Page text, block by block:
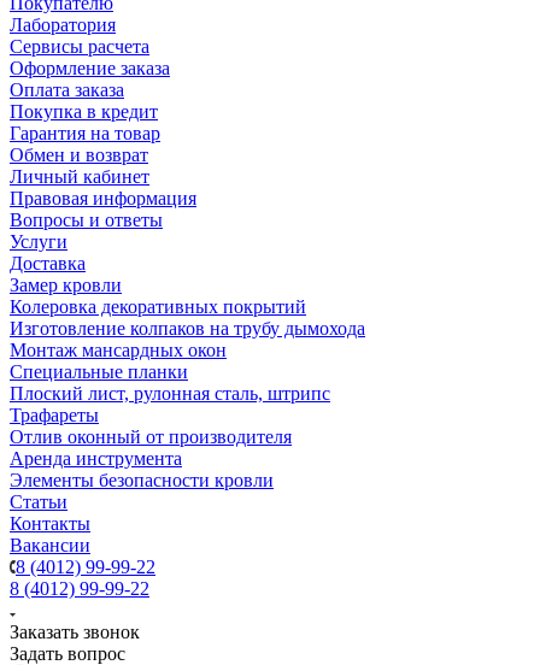
Лаборатория
Сервисы расчета
Оформление заказа
Оплата заказа
Покупка в кредит
Гарантия на товар
Обмен и возврат
Личный кабинет
Правовая информация
Вопросы и ответы
Услуги
Доставка
Замер кровли
Колеровка декоративных покрытий
Изготовление колпаков на трубу дымохода
Монтаж мансардных окон
Специальные планки
Плоский лист, рулонная сталь, штрипс
Трафареты
Отлив оконный от производителя
Аренда инструмента
Элементы безопасности кровли
Статьи
Контакты
Вакансии
8 (4012) 99-99-22
8 (4012) 99-99-22
Заказать звонок
Задать вопрос